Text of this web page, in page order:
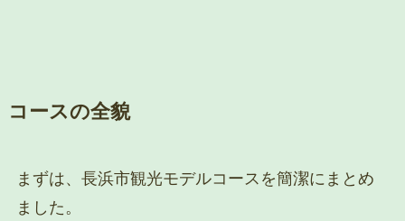
コースの全貌
まずは、長浜市観光モデルコースを簡潔にまとめ
ました。